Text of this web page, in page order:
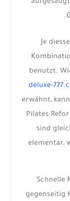
Je
benutzt.
deluxe-
erwähnt,
Pilates
sind
elementar,
Schnelle
gegenseitig